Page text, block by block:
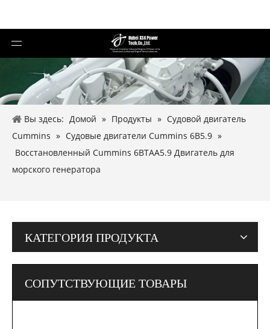
Вы здесь: Домой » Продукты » Судовой двигатель
Cummins » Судовые двигатели Cummins 6B5.9 »
Восстановленный Cummins 6BTAA5.9 Двигатель для
морского генератора
КАТЕГОРИЯ ПРОДУКТА
СОПУТСТВУЮЩИЕ ТОВАРЫ